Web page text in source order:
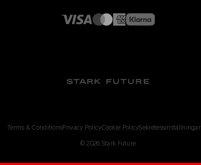
Terms & ConditionsPrivacy PolicyCookie PolicySekretessinställningar
©2026 Stark Future